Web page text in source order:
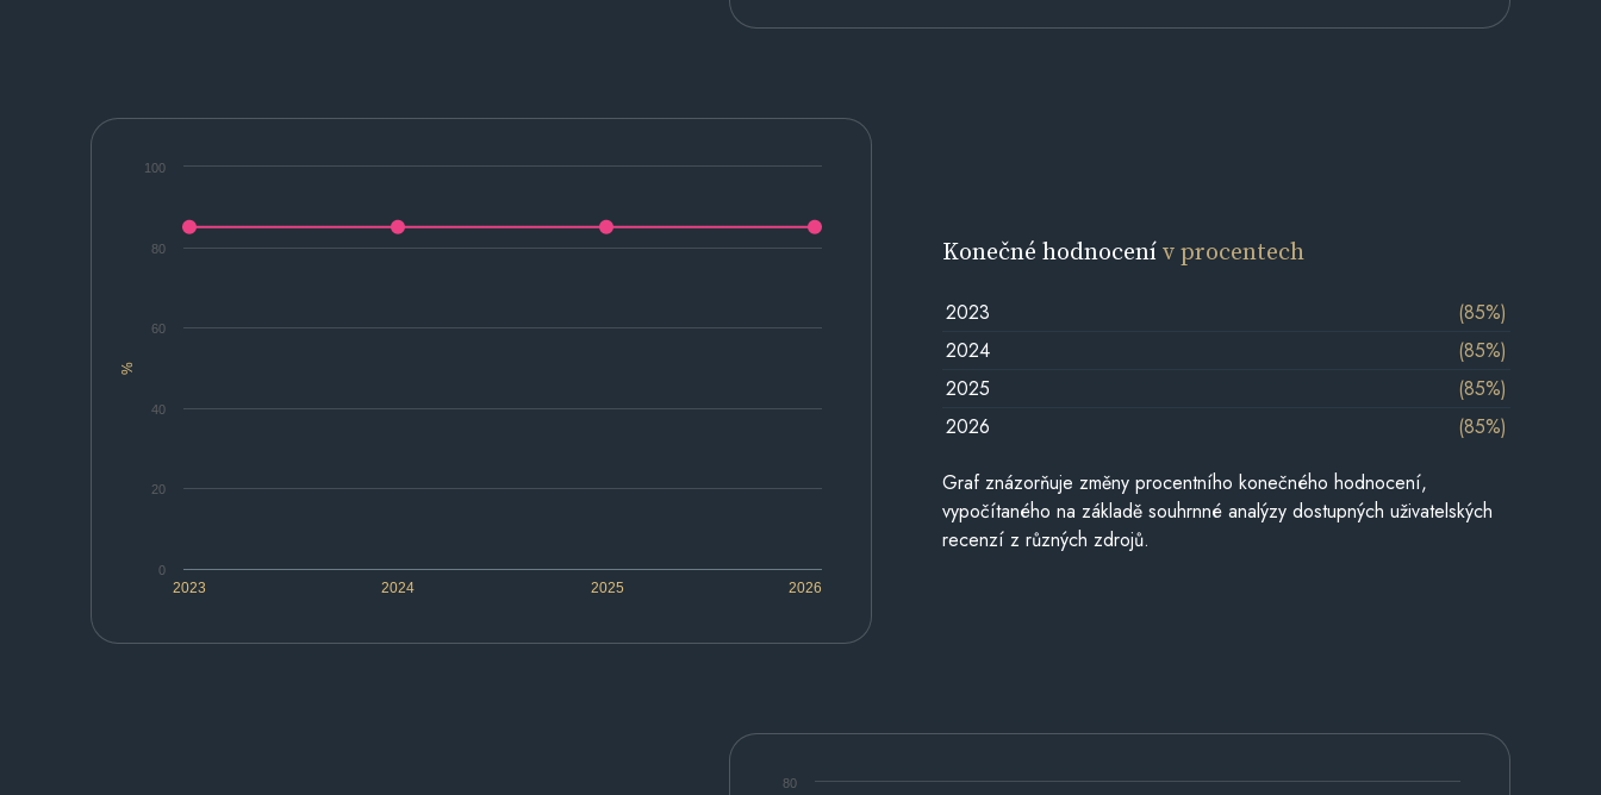
%
2023 2024 2025 2026
0
20
40
60
80
100
Konečné hodnocenív procentech
2023
(85%)
2024
(85%)
2025
(85%)
2026
(85%)
Graf znázorňuje změny procentního konečného hodnocení,
vypočítaného na základě souhrnné analýzy dostupných uživatelských
recenzí z různých zdrojů.
80